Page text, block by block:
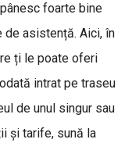
foarte bine
de asistență. Aici, în
ți le poate oferi
intrat pe traseu
de unul singur sau
și tarife, sună la